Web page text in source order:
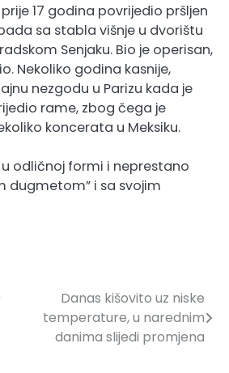
17 godina povrijedio pršljen
sa stabla višnje u dvorištu
Senjaku. Bio je operisan,
Nekoliko godina kasnije,
nezgodu u Parizu kada je
rame, zbog čega je
koncerata u Meksiku.
u odličnoj formi i neprestano
dugmetom” i sa svojim
Danas kišovito uz niske
temperature, u narednim
danima slijedi promjena